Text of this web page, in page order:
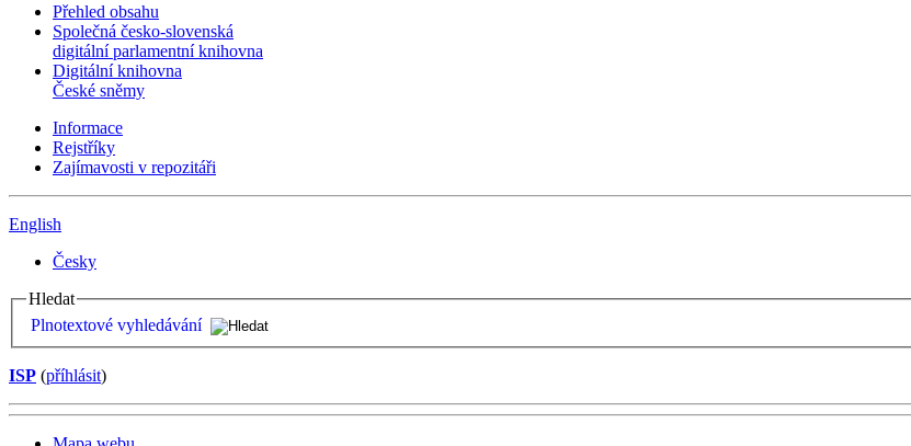
Přehled obsahu
Společná česko-slovenská
digitální parlamentní knihovna
Digitální knihovna
České sněmy
Informace
Rejstříky
Zajímavosti v repozitáři
English
Česky
Hledat
Plnotextové vyhledávání
ISP (příhlásit)